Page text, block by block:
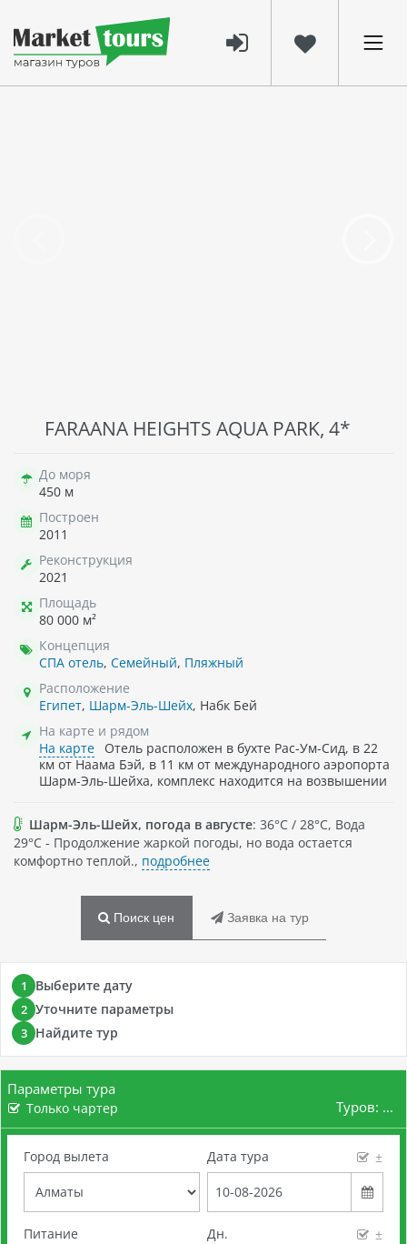
FARAANA HEIGHTS AQUA PARK, 4*
До моря
450 м
Построен
2011
Реконструкция
2021
Площадь
80 000 м²
Концепция
СПА отель, Семейный, Пляжный
Расположение
Египет, Шарм-Эль-Шейх, Набк Бей
На карте и рядом
На карте
Отель расположен в бухте Рас-Ум-Сид, в 22
км от Наама Бэй, в 11 км от международного аэропорта
Шарм-Эль-Шейха, комплекс находится на возвышении
Шарм-Эль-Шейх, погода в августе: 36°C / 28°C, Вода
29°C - Продолжение жаркой погоды, но вода остается
комфортно теплой., подробнее
Поиск цен Заявка на тур
1 Выберите дату
2 Уточните параметры
3 Найдите тур
Параметры тура
Только чартер Туров: ...
Город вылета Дата тура ±
Питание Дн. ±